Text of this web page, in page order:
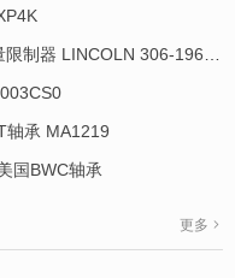
轴承 MA1219
国BWC轴承
更多